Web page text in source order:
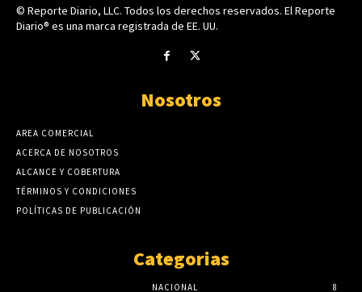
© Reporte Diario, LLC. Todos los derechos reservados. El Reporte
Diario® es una marca registrada de EE. UU.
Nosotros
AREA COMERCIAL
ACERCA DE NOSOTROS
ALCANCE Y COBERTURA
TÉRMINOS Y CONDICIONES
POLÍTICAS DE PUBLICACIÓN
Categorias
NACIONAL 8